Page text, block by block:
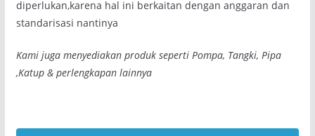
diperlukan,karena hal ini berkaitan dengan anggaran dan
standarisasi nantinya
Kami juga menyediakan produk seperti Pompa, Tangki, Pipa
,Katup & perlengkapan lainnya